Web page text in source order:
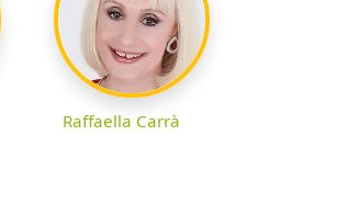
Raffaella Carrà